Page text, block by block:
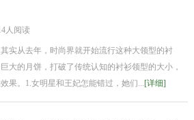
人阅读
实从去年，时尚界就开始流行这种大领型的衬
大的月饼，打破了传统认知的衬衫领型的大小，
果。1.女明星和王妃怎能错过，她们...[详细]